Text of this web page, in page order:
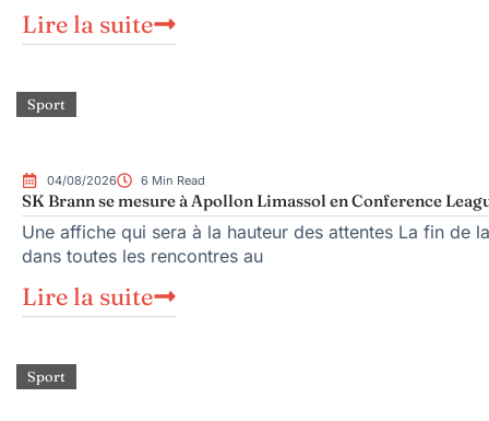
Lire la suite
Sport
04/08/2026 6 Min Read
SK Brann se mesure à Apollon Limassol en Conference
Une affiche qui sera à la hauteur des attentes La fin de
dans toutes les rencontres au
Lire la suite
Sport